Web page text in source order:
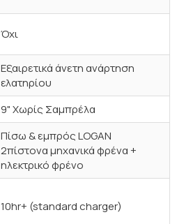
Όχι
Εξαιρετικά άνετη ανάρτηση
ελατηρίου
9" Χωρίς Σαμπρέλα
Πίσω & εμπρός LΟGAN
2πίστονα μηχανικά φρένα +
ηλεκτρικό φρένο
10hr+ (standard charger)